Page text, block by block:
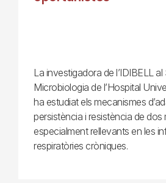
La investigadora de l’IDIBELL
Microbiologia de l’Hospital
ha estudiat els mecanismes
persistència i resistència de
especialment rellevants en les
respiratòries cròniques.